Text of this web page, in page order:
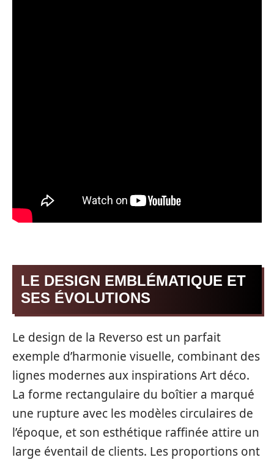
LE DESIGN EMBLÉMATIQUE ET
SES ÉVOLUTIONS
Le design de la Reverso est un parfait
exemple d’harmonie visuelle, combinant des
lignes modernes aux inspirations Art déco.
La forme rectangulaire du boîtier a marqué
une rupture avec les modèles circulaires de
l’époque, et son esthétique raffinée attire un
large éventail de clients. Les proportions ont